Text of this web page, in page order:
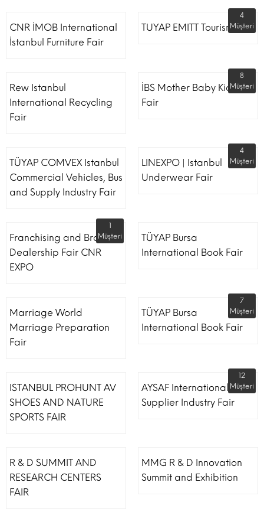
CNR İMOB International
İstanbul Furniture Fair
TUYAP EMITT Tourism Fair
4
Müşteri
Rew Istanbul
International Recycling
Fair
İBS Mother Baby Kids
Fair
8
Müşteri
TÜYAP COMVEX Istanbul
Commercial Vehicles, Bus
and Supply Industry Fair
LINEXPO | Istanbul
Underwear Fair
4
Müşteri
Franchising and Brand
Dealership Fair CNR
EXPO
1
Müşteri
TÜYAP Bursa
International Book Fair
Marriage World
Marriage Preparation
Fair
TÜYAP Bursa
International Book Fair
7
Müşteri
ISTANBUL PROHUNT AV
SHOES AND NATURE
SPORTS FAIR
AYSAF International Shoe
Supplier Industry Fair
12
Müşteri
R & D SUMMIT AND
RESEARCH CENTERS
FAIR
MMG R & D Innovation
Summit and Exhibition